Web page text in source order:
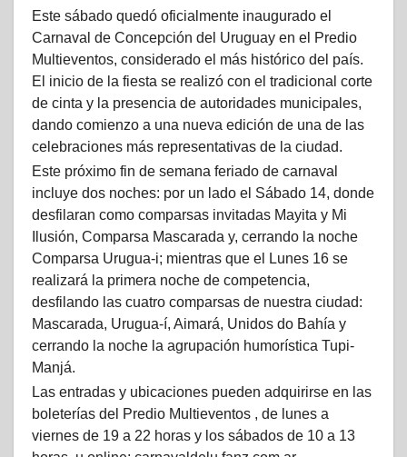
Este sábado quedó oficialmente inaugurado el
Carnaval de Concepción del Uruguay en el Predio
Multieventos, considerado el más histórico del país.
El inicio de la fiesta se realizó con el tradicional corte
de cinta y la presencia de autoridades municipales,
dando comienzo a una nueva edición de una de las
celebraciones más representativas de la ciudad.
Este próximo fin de semana feriado de carnaval
incluye dos noches: por un lado el Sábado 14, donde
desfilaran como comparsas invitadas Mayita y Mi
Ilusión, Comparsa Mascarada y, cerrando la noche
Comparsa Urugua-i; mientras que el Lunes 16 se
realizará la primera noche de competencia,
desfilando las cuatro comparsas de nuestra ciudad:
Mascarada, Urugua-í, Aimará, Unidos do Bahía y
cerrando la noche la agrupación humorística Tupi-
Manjá.
Las entradas y ubicaciones pueden adquirirse en las
boleterías del Predio Multieventos , de lunes a
viernes de 19 a 22 horas y los sábados de 10 a 13